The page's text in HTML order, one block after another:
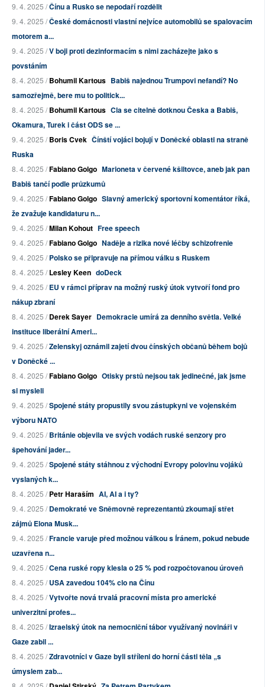
9. 4. 2025 /Čínu a Rusko se nepodaří rozdělit
9. 4. 2025 /České domácnosti vlastní nejvíce automobilů se spalovacím
motorem a...
9. 4. 2025 /V boji proti dezinformacím s nimi zacházejte jako s
povstáním
8. 4. 2025 /Bohumil Kartous Babiš najednou Trumpovi nefandí? No
samozřejmě, bere mu to politick...
8. 4. 2025 /Bohumil Kartous Cla se citelně dotknou Česka a Babiš,
Okamura, Turek i část ODS se ...
9. 4. 2025 /Boris Cvek Čínští vojáci bojují v Doněcké oblasti na straně
Ruska
8. 4. 2025 /Fabiano Golgo Marioneta v červené kšiltovce, aneb jak pan
Babiš tančí podle průzkumů
9. 4. 2025 /Fabiano Golgo Slavný americký sportovní komentátor říká,
že zvažuje kandidaturu n...
9. 4. 2025 /Milan Kohout Free speech
9. 4. 2025 /Fabiano Golgo Naděje a rizika nové léčby schizofrenie
9. 4. 2025 /Polsko se připravuje na přímou válku s Ruskem
8. 4. 2025 /Lesley Keen doDeck
9. 4. 2025 /EU v rámci příprav na možný ruský útok vytvoří fond pro
nákup zbraní
8. 4. 2025 /Derek Sayer Demokracie umírá za denního světla. Velké
instituce liberální Ameri...
9. 4. 2025 /Zelenskyj oznámil zajetí dvou čínských občanů během bojů
v Doněcké ...
8. 4. 2025 /Fabiano Golgo Otisky prstů nejsou tak jedinečné, jak jsme
si mysleli
9. 4. 2025 /Spojené státy propustily svou zástupkyni ve vojenském
výboru NATO
9. 4. 2025 /Británie objevila ve svých vodách ruské senzory pro
špehování jader...
9. 4. 2025 /Spojené státy stáhnou z východní Evropy polovinu vojáků
vyslaných k...
8. 4. 2025 /Petr Haraším AI, AI a i ty?
9. 4. 2025 /Demokraté ve Sněmovně reprezentantů zkoumají střet
zájmů Elona Musk...
9. 4. 2025 /Francie varuje před možnou válkou s Íránem, pokud nebude
uzavřena n...
9. 4. 2025 /Cena ruské ropy klesla o 25 % pod rozpočtovanou úroveň
8. 4. 2025 /USA zavedou 104% clo na Čínu
8. 4. 2025 /Vytvořte nová trvalá pracovní místa pro americké
univerzitní profes...
8. 4. 2025 /Izraelský útok na nemocniční tábor využívaný novináři v
Gaze zabil ...
8. 4. 2025 /Zdravotníci v Gaze byli stříleni do horní části těla „s
úmyslem zab...